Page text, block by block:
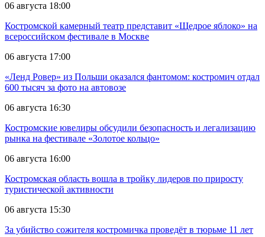
06 августа 18:00
Костромской камерный театр представит «Щедрое яблоко» на
всероссийском фестивале в Москве
06 августа 17:00
«Ленд Ровер» из Польши оказался фантомом: костромич отдал
600 тысяч за фото на автовозе
06 августа 16:30
Костромские ювелиры обсудили безопасность и легализацию
рынка на фестивале «Золотое кольцо»
06 августа 16:00
Костромская область вошла в тройку лидеров по приросту
туристической активности
06 августа 15:30
За убийство сожителя костромичка проведёт в тюрьме 11 лет